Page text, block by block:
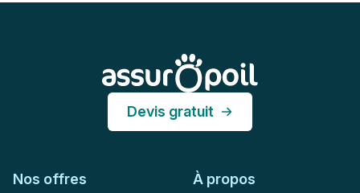
Devis gratuit
Nos offres À propos